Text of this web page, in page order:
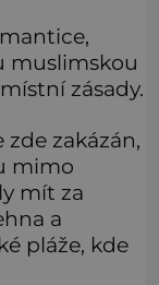
muslimskou
zásady.
zakázán,
mimo
mít za
a
pláže, kde